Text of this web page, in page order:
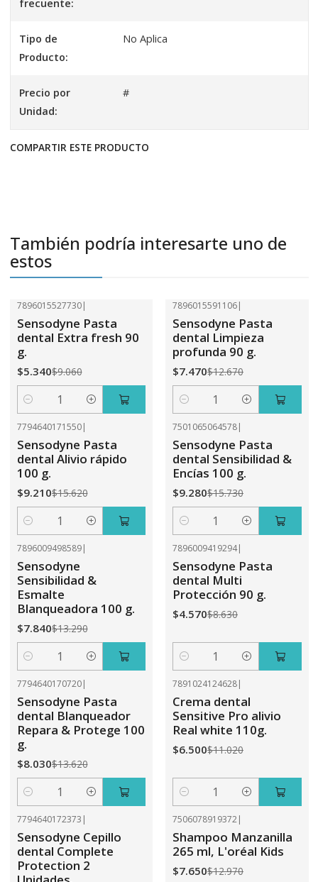
frecuente:
Tipo de
Producto:
No Aplica
Precio por
Unidad:
#
COMPARTIR ESTE PRODUCTO
También podría interesarte uno de
estos
7896015527730|
Sensodyne Pasta
dental Extra fresh 90
g.
$5.340$9.060
Cantidad
7896015591106|
Sensodyne Pasta
dental Limpieza
profunda 90 g.
$7.470$12.670
Cantidad
7794640171550|
Sensodyne Pasta
dental Alivio rápido
100 g.
$9.210$15.620
Cantidad
7501065064578|
Sensodyne Pasta
dental Sensibilidad &
Encías 100 g.
$9.280$15.730
Cantidad
7896009498589|
Sensodyne
Sensibilidad &
Esmalte
Blanqueadora 100 g.
$7.840$13.290
Cantidad
7896009419294|
Sensodyne Pasta
dental Multi
Protección 90 g.
$4.570$8.630
Cantidad
7794640170720|
Sensodyne Pasta
dental Blanqueador
Repara & Protege 100
g.
$8.030$13.620
Cantidad
7891024124628|
Crema dental
Sensitive Pro alivio
Real white 110g.
$6.500$11.020
Cantidad
7794640172373 |
Sensodyne Cepillo
dental Complete
Protection 2
7506078919372|
Shampoo Manzanilla
265 ml, L'oréal Kids
$7.650$12.970